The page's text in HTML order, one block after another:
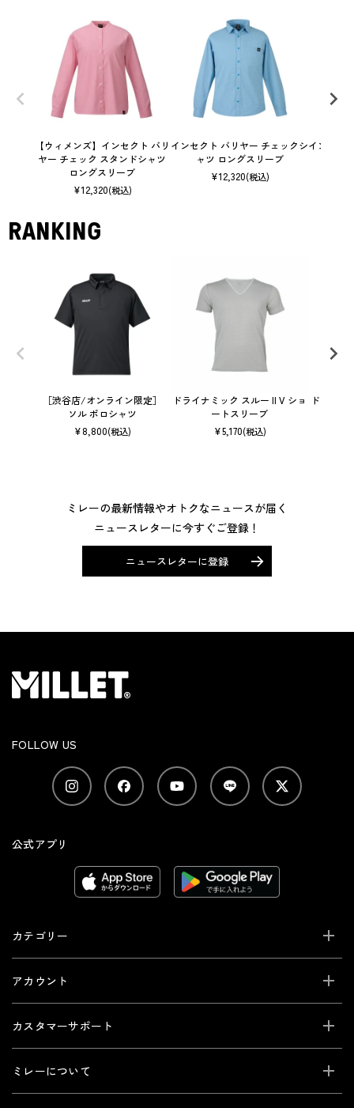
【ウィメンズ】インセクト バリ
ヤー チェック スタンドシャツ
ロングスリーブ
¥12,320(税込)
インセクト バリヤー チェックシ
ャツ ロングスリーブ
¥12,320(税込)
インセク
RANKING
［渋谷店/オンライン限定］
ソル ポロシャツ
¥8,800(税込)
ドライナミック スルー II V ショ
ートスリーブ
¥5,170(税込)
ドライナ
ミレーの最新情報やオトクなニュースが届く
ニュースレターに今すぐご登録！
ニュースレターに登録
FOLLOW US
公式アプリ
カテゴリー
アカウント
カスタマーサポート
ミレーについて